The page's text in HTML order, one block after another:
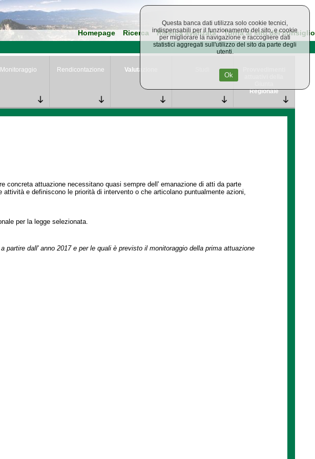
Homepage Ricerca Ricerca avanzata Torna al sito del consiglio
Monitoraggio Rendicontazione Valutazione
Regionale
concreta attuazione necessitano quasi sempre dell' emanazione di atti da parte
e definiscono le priorità di intervento o che articolano puntualmente azioni,
per la legge selezionata.
partire dall' anno 2017 e per le quali è previsto il monitoraggio della prima attuazione
Questa banca dati utilizza solo cookie tecnici,
indispensabili per il funzionamento del sito, e cookie
per migliorare la navigazione e raccogliere dati
statistici aggregati sull'utilizzo del sito da parte degli
utenti.
Ok